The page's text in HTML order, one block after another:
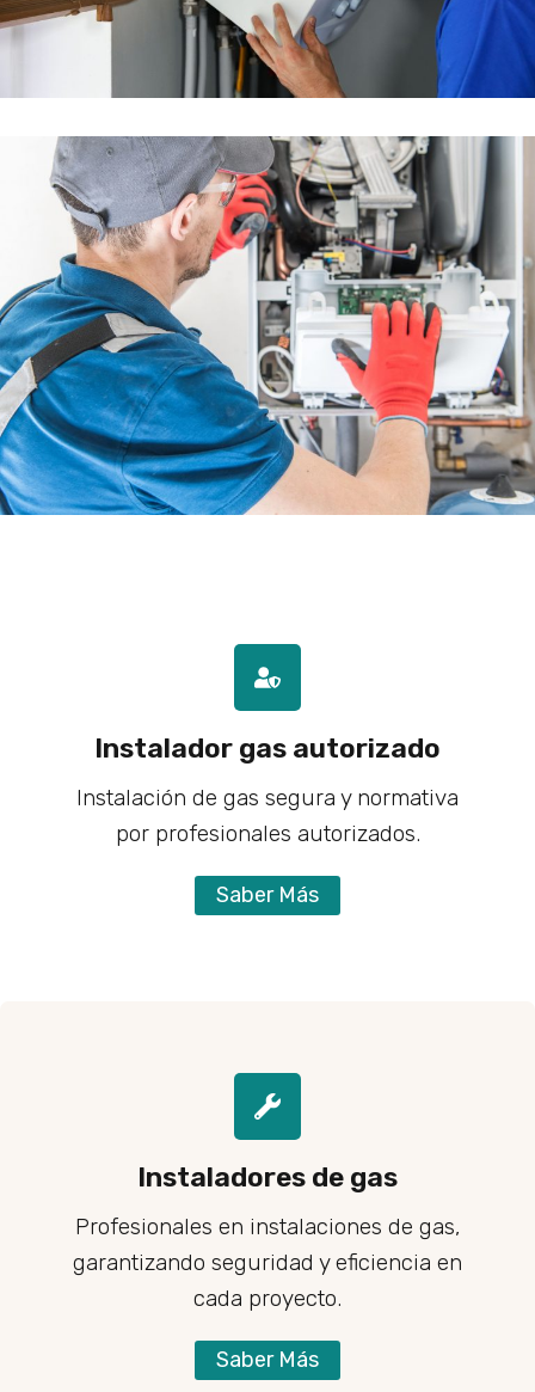
Instalador gas autorizado
Instalación de gas segura y normativa
por profesionales autorizados.
Saber Más
Instaladores de gas
Profesionales en instalaciones de gas,
garantizando seguridad y eficiencia en
cada proyecto.
Saber Más